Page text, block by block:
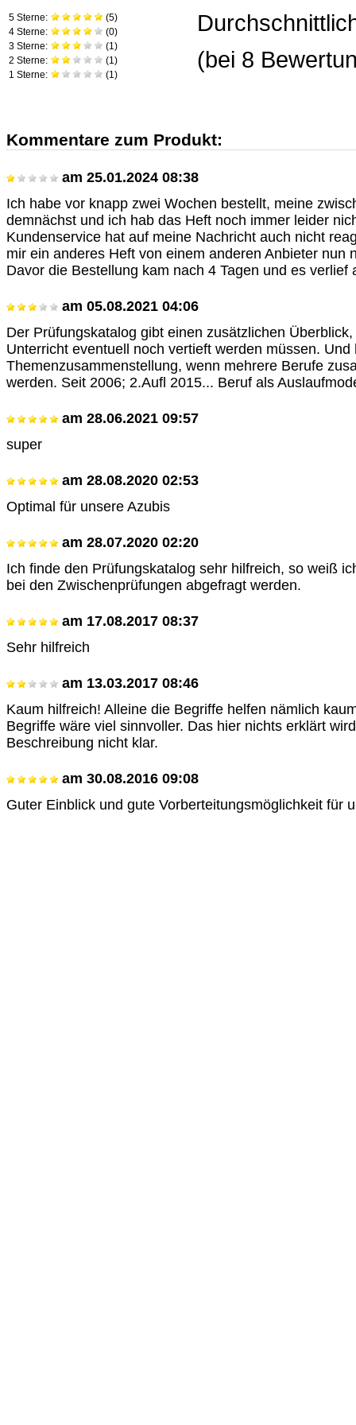
5 Sterne: (5)
4 Sterne:
(0)
3 Sterne:
(1)
2 Sterne:
(1)
1 Sterne:
(1)
(bei 8
Kommentare zum Produkt:
am 25.01.2024 08:38
Ich habe vor knapp zwei Wochen bestellt, meine
demnächst und ich hab das Heft noch immer leider
Kundenservice hat auf meine Nachricht auch nicht
mir ein anderes Heft von einem anderen Anbieter nun
Davor die Bestellung kam nach 4 Tagen und es verlief
am 05.08.2021 04:06
Der Prüfungskatalog gibt einen zusätzlichen
Unterricht eventuell noch vertieft werden müssen.
Themenzusammenstellung, wenn mehrere Berufe
werden. Seit 2006; 2.Aufl 2015... Beruf als
am 28.06.2021 09:57
super
am 28.08.2020 02:53
Optimal für unsere Azubis
am 28.07.2020 02:20
Ich finde den Prüfungskatalog sehr hilfreich, so weiß
bei den Zwischenprüfungen abgefragt werden.
am 17.08.2017 08:37
Sehr hilfreich
am 13.03.2017 08:46
Kaum hilfreich! Alleine die Begriffe helfen nämlich
Begriffe wäre viel sinnvoller. Das hier nichts erklärt
Beschreibung nicht klar.
am 30.08.2016 09:08
Guter Einblick und gute Vorberteitungsmöglichkeit für